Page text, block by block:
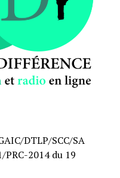
DTLP/SCC/SA
PRC-2014 du 19